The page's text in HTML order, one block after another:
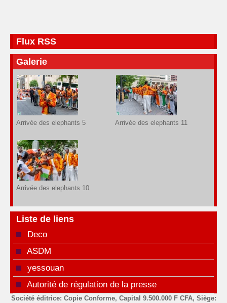
Flux RSS
Galerie
Arrivée des elephants 5 Arrivée des elephants 11
Arrivée des elephants 10
Liste de liens
Deco
ASDM
yessouan
Autorité de régulation de la presse
Société éditrice: Copie Conforme, Capital 9.500.000 F CFA, Siège: